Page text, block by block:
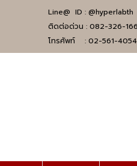
Line@ ID : @hyperlabth
ติดต่อด่วน : 082-326-
โทรศัพท์ : 02-561-4054